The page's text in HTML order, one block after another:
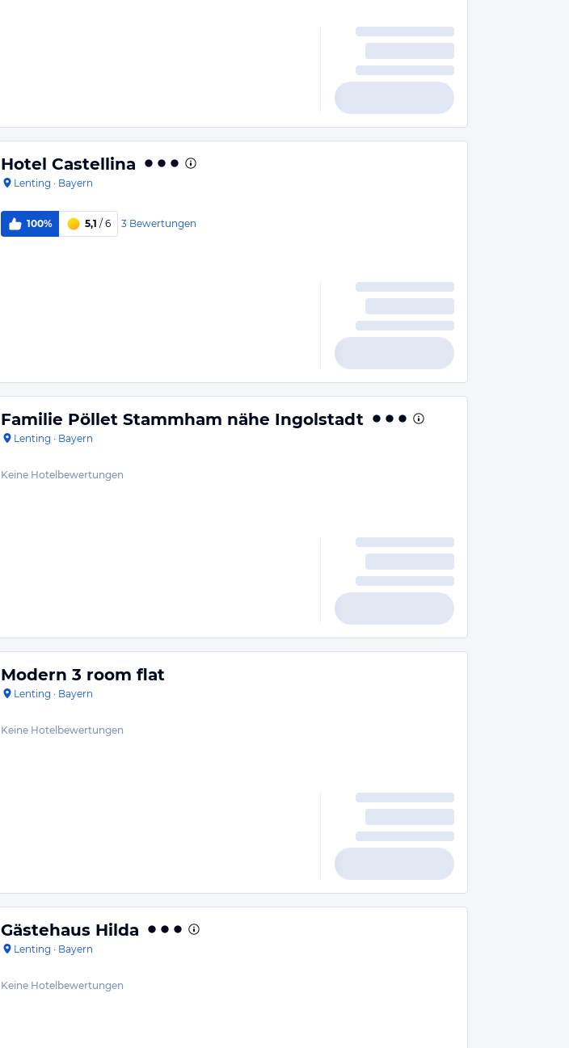
Hotel Castellina
Lenting · Bayern
100% 5,1 / 6 3 Bewertungen
Familie Pöllet Stammham nähe Ingolstadt
Lenting · Bayern
Keine Hotelbewertungen
Modern 3 room flat
Lenting · Bayern
Keine Hotelbewertungen
Gästehaus Hilda
Lenting · Bayern
Keine Hotelbewertungen